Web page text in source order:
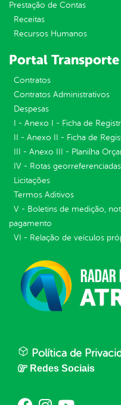
Prestação de Contas
Receitas
Recursos Humanos
Portal
Contratos
Contratos Administrativos
Despesas
I - Anexo I - Ficha de
II - Anexo II - Ficha de
III - Anexo III - Planilha
IV - Rotas
Licitações
Termos Aditivos
V - Boletins de medição,
pagamento
VI - Relação de veículos
Política de
Redes Sociais